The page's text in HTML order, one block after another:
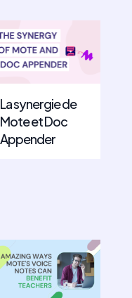
La synergie de
Mote et Doc
Appender